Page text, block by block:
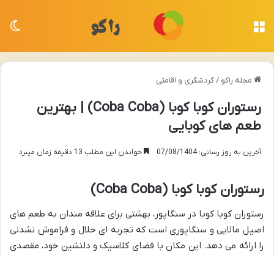
مجله راکو /گردشگری و اقامتی
رستوران کوبا کوبا (Coba Coba) | بهترین
طعم های کوبایی
آخرین به روز رسانی: 07/08/1404 خواندن این مطلب 13 دقیقه زمان میبرد
رستوران کوبا کوبا (Coba Coba)
رستوران کوبا کوبا در سنگاپور، بهشتی برای علاقه مندان به طعم های
اصیل مالایی و سنگاپوری است که تجربه ای حلال و فراموش نشدنی
را ارائه می دهد. این مکان با فضای کلاسیک و دلنشین خود، مقصدی